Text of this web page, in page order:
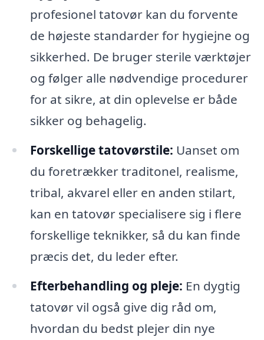
profesionel tatovør kan du forvente
de højeste standarder for hygiejne og
sikkerhed. De bruger sterile værktøjer
og følger alle nødvendige procedurer
for at sikre, at din oplevelse er både
sikker og behagelig.
Forskellige tatovørstile: Uanset om
du foretrækker traditonel, realisme,
tribal, akvarel eller en anden stilart,
kan en tatovør specialisere sig i flere
forskellige teknikker, så du kan finde
præcis det, du leder efter.
Efterbehandling og pleje: En dygtig
tatovør vil også give dig råd om,
hvordan du bedst plejer din nye